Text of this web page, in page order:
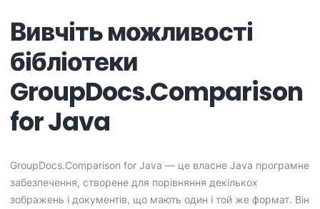
Вивчіть можливості
бібліотеки
GroupDocs.Comparison
for Java
GroupDocs.Comparison for Java — це власне Java програмне
забезпечення, створене для порівняння декількох
зображень і документів, що мають один і той же формат. Він